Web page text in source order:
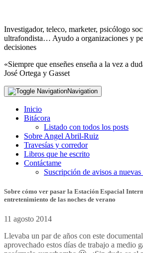
Investigador, teleco, marketer, psicólogo
ultrafondista… Ayudo a organizaciones y
decisiones
«Siempre que enseñes enseña a la vez a
José Ortega y Gasset
Navigation
Inicio
Bitácora
Listado con todos los posts
Sobre Angel Abril-Ruiz
Travesías y corredor
Libros que he escrito
Contáctame
Suscripción de avisos a nuevas
Sobre cómo ver pasar la Estación Espacial
entretenimiento de las noches de verano
11 agosto 2014
Llevaba un par de años con este
aprovechado estos días de trabajo a medio